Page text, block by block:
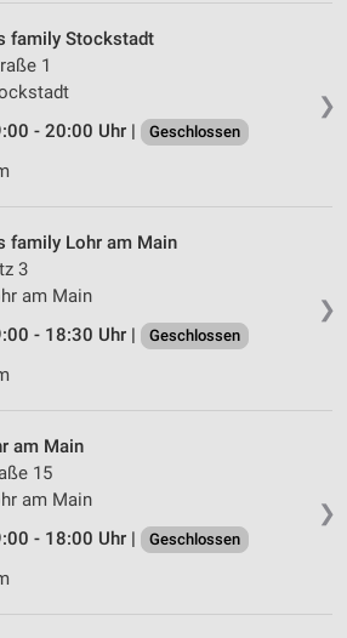
❯
family Stockstadt
1
- 20:00 Uhr |
Geschlossen
❯
family Lohr am Main
3
am Main
- 18:30 Uhr |
Geschlossen
❯
am Main
15
am Main
- 18:00 Uhr |
Geschlossen